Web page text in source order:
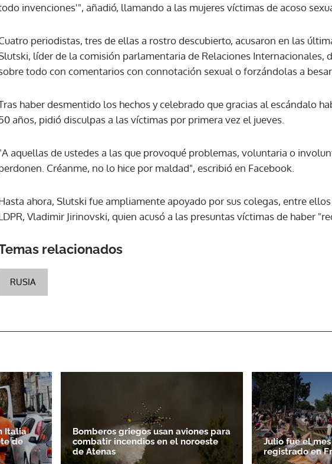
invenciones'", añadió, llamando a las mujeres víctimas de acoso
periodistas, tres de ellas a rostro descubierto, acusaron en las
líder de la comisión parlamentaria de Relaciones Internacionales,
todo con comentarios con connotación sexual o forzándolas a
haber desmentido los hechos y celebrado que gracias al escándalo
años, pidió disculpas a las víctimas por primera vez el jueves.
aquellas de ustedes a las que provoqué problemas, voluntaria o
Créanme, no lo hice por maldad", escribió en Facebook.
ahora, Slutski fue ampliamente apoyado por sus colegas, entre
Vladimir Jirinovski, quien acusó a las presuntas víctimas de haber
relacionados
RUSIA
Italia
de
Bomberos griegos usan aviones para
combatir incendios en el noroeste
de Atenas
Julio fue el
registrado en